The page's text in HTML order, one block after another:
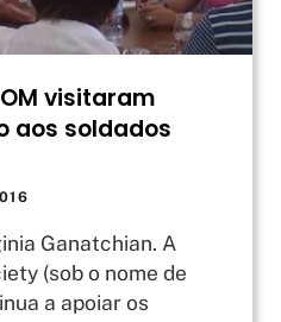
visitaram
aos soldados
Ganatchian. A
(sob o nome de
a apoiar os